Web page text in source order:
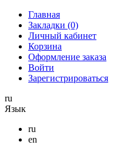
Главная
Закладки (0)
Личный кабинет
Корзина
Оформление заказа
Войти
Зарегистрироваться
ru
Язык
ru
en